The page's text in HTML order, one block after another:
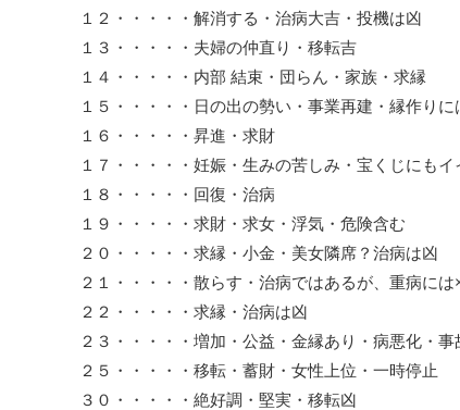
１２・・・・・解消する・治病大吉・投機は凶
１３・・・・・夫婦の仲直り・移転吉
１４・・・・・内部 結束・団らん・家族・求縁
１５・・・・・日の出の勢い・事業再建・縁作りに
１６・・・・・昇進・求財
１７・・・・・妊娠・生みの苦しみ・宝くじにも
１８・・・・・回復・治病
１９・・・・・求財・求女・浮気・危険含む
２０・・・・・求縁・小金・美女隣席？治病は凶
２１・・・・・散らす・治病ではあるが、重病には
２２・・・・・求縁・治病は凶
２３・・・・・増加・公益・金縁あり・病悪化・事
２５・・・・・移転・蓄財・女性上位・一時停止
３０・・・・・絶好調・堅実・移転凶